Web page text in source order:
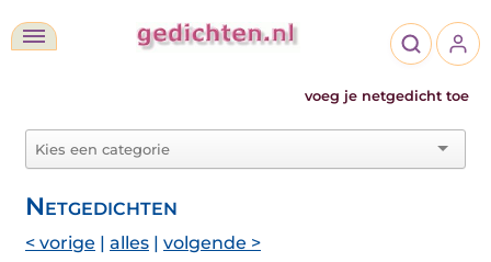
voeg je netgedicht toe
Netgedichten
< vorige | alles | volgende >